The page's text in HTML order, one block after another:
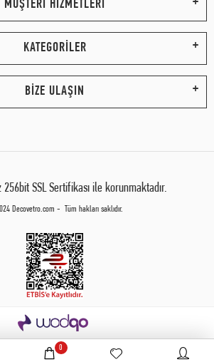
MÜŞTERİ HİZMETLERİ
KATEGORİLER
BİZE ULAŞIN
SSL Sertifikası ile korunmaktadır.
Decovetro.com - Tüm hakları saklıdır.
0